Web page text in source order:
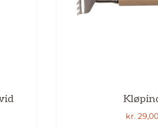
kr. 29,00